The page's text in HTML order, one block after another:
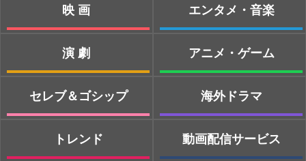
映画
演劇
セレブ＆ゴシップ
トレンド
エンタメ・音楽
アニメ・ゲーム
海外ドラマ
動画配信サービス